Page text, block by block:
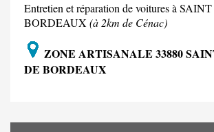
Entretien et réparation de voitures à
BORDEAUX (à 2km de Cénac)
ZONE ARTISANALE 33880
DE BORDEAUX